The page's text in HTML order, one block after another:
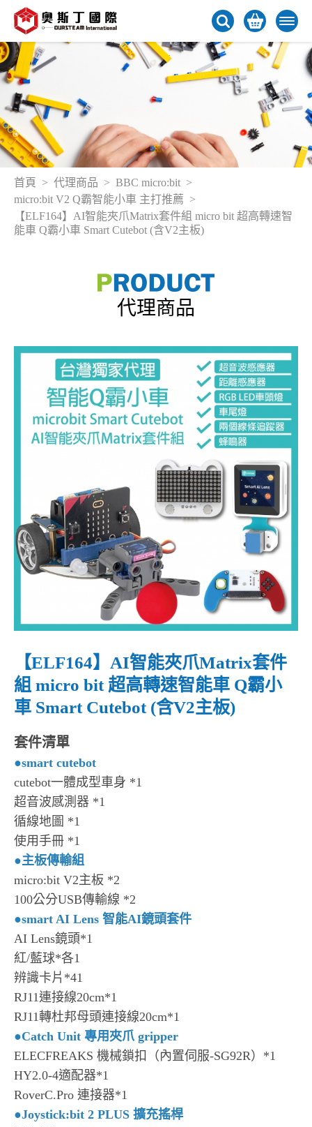
首頁 代理商品
BBC micro:bit
micro:bit V2 Q霸智能小車 主打推薦
【ELF164】AI智能夾爪Matrix套件組 micro bit 超高轉速智
能車 Q霸小車 Smart Cutebot (含V2主板)
代理商品
【ELF164】AI智能夾爪Matrix套件
組 micro bit 超高轉速智能車 Q霸小
車 Smart Cutebot (含V2主板)
套件清單
●smart cutebot
cutebot一體成型車身 *1
超音波感測器 *1
循線地圖 *1
使用手冊 *1
●主板傳輸組
micro:bit V2主板 *2
100公分USB傳輸線 *2
●smart AI Lens 智能AI鏡頭套件
AI Lens鏡頭*1
紅/藍球*各1
辨識卡片*41
RJ11連接線20cm*1
RJ11轉杜邦母頭連接線20cm*1
●Catch Unit 專用夾爪 gripper
ELECFREAKS 機械鎖扣（內置伺服-SG92R）*1
HY2.0-4適配器*1
RoverC.Pro 連接器*1
●Joystick:bit 2 PLUS 擴充搖桿